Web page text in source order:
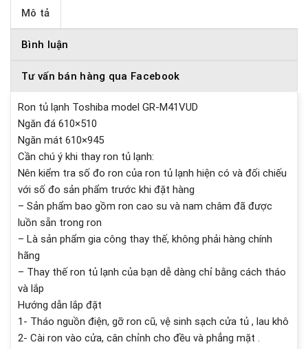
Mô tả
Bình luận
Tư vấn bán hàng qua Facebook
Ron tủ lạnh Toshiba model GR-M41VUD
Ngăn đá 610×510
Ngăn mát 610×945
Cần chú ý khi thay ron tủ lạnh:
Nên kiểm tra số đo ron của ron tủ lạnh hiện có và đối chiếu
với số đo sản phẩm trước khi đặt hàng
– Sản phẩm bao gồm ron cao su và nam châm đã được
luồn sẵn trong ron
– Là sản phẩm gia công thay thế, không phải hàng chính
hãng
– Thay thế ron tủ lạnh của bạn dễ dàng chỉ bằng cách tháo
và lắp
Hướng dẫn lắp đặt
1- Tháo nguồn điện, gỡ ron cũ, vệ sinh sạch cửa tủ , lau khô
2- Cài ron vào cửa, cân chỉnh cho đều và phẳng mặt .